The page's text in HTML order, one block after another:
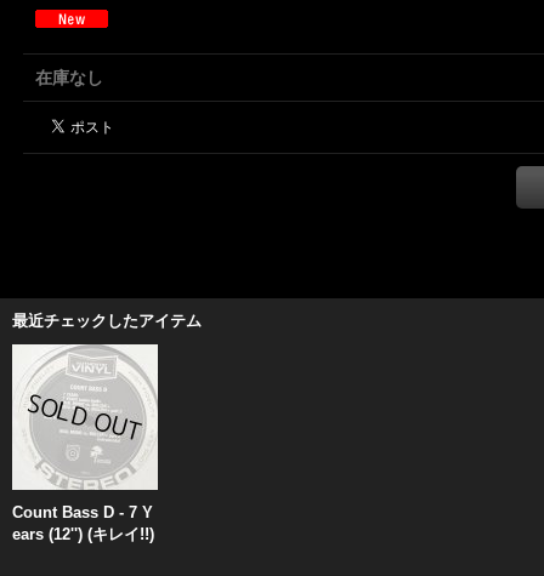
在庫なし
最近チェックしたアイテム
Count Bass D - 7 Y
ears (12'') (キレイ!!)